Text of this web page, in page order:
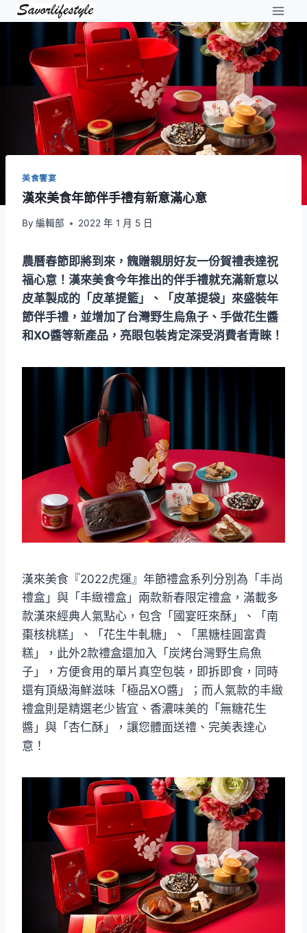
Skip
content
美食饗宴
漢來美食年節伴手禮有新意滿心意
By 編輯部 2022 年 1 月 5 日
農曆春節即將到來，餽贈親朋好友一份賀禮表達祝
福心意！漢來美食今年推出的伴手禮就充滿新意以
皮革製成的「皮革提籃」、「皮革提袋」來盛裝年
節伴手禮，並增加了台灣野生烏魚子、手做花生醬
和XO醬等新產品，亮眼包裝肯定深受消費者青睞！
漢來美食『2022虎運』年節禮盒系列分別為「丰尚
禮盒」與「丰緻禮盒」兩款新春限定禮盒，滿載多
款漢來經典人氣點心，包含「國宴旺來酥」、「南
棗核桃糕」、「花生牛軋糖」、「黑糖桂圓富貴
糕」，此外2款禮盒還加入「炭烤台灣野生烏魚
子」，方便食用的單片真空包裝，即拆即食，同時
還有頂級海鮮滋味「極品XO醬」；而人氣款的丰緻
禮盒則是精選老少皆宜、香濃味美的「無糖花生
醬」與「杏仁酥」，讓您體面送禮、完美表達心
意！